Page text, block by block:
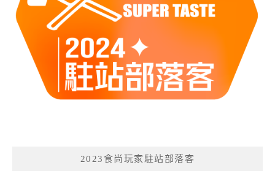
2023食尚玩家駐站部落客